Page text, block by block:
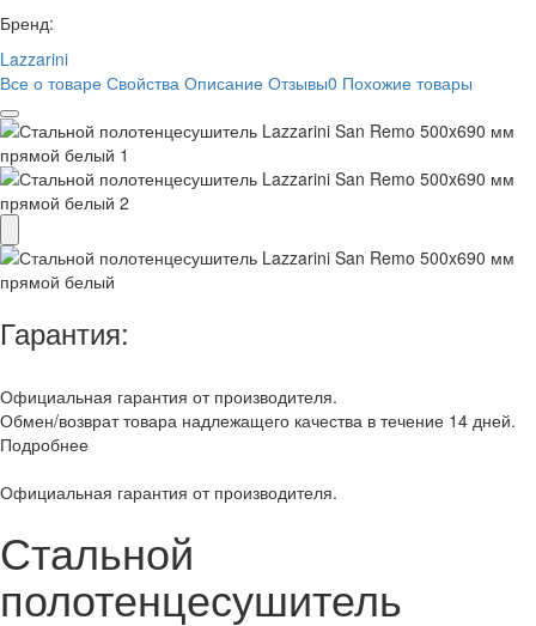
Бренд:
Lazzarini
Все о товаре Свойства Описание Отзывы0 Похожие товары
Гарантия:
Официальная гарантия от производителя.
Обмен/возврат товара надлежащего качества в течение 14 дней.
Подробнее
Официальная гарантия от производителя.
Стальной
полотенцесушитель